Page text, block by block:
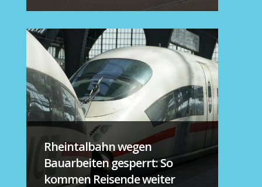
Rheintalbahn wegen
Bauarbeiten gesperrt: So
kommen Reisende weiter